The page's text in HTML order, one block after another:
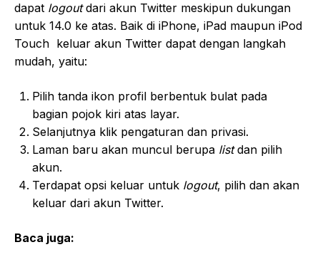
dapat logoutdari akun Twitter meskipun dukungan
untuk 14.0 ke atas. Baik di iPhone, iPad maupun iPod
Touch keluar akun Twitter dapat dengan langkah
mudah, yaitu:
Pilih tanda ikon profil berbentuk bulat pada
bagian pojok kiri atas layar.
Selanjutnya klik pengaturan dan privasi.
Laman baru akan muncul berupa listdan pilih
akun.
Terdapat opsi keluar untuk logout, pilih dan akan
keluar dari akun Twitter.
Baca juga: